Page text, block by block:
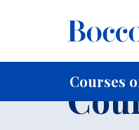
Courses
Home For